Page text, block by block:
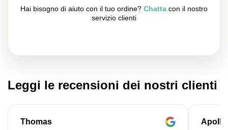
Hai bisogno di aiuto con il tuo ordine? Chatta con il nostro
servizio clienti
Leggi le recensioni dei nostri clienti
Thomas